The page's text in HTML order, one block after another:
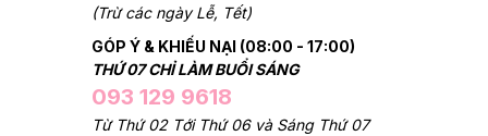
(Trừ các ngày Lễ, Tết)
GÓP Ý & KHIẾU NẠI (08:00 - 17:00)
THỨ 07 CHỈ LÀM BUỔI SÁNG
093 129 9618
Từ Thứ 02 Tới Thứ 06 và Sáng Thứ 07